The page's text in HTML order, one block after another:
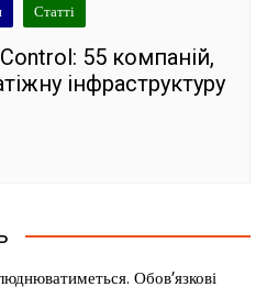
Статті
55 компаній,
інфраструктуру
Обов’язкові